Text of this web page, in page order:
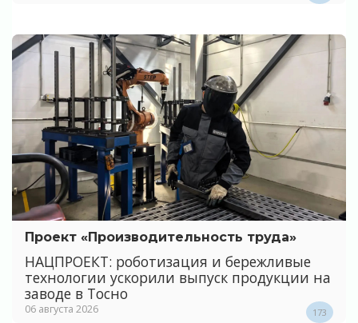
Проект «Производительность труда»
НАЦПРОЕКТ: роботизация и бережливые
технологии ускорили выпуск продукции на
заводе в Тосно
06 августа 2026 173